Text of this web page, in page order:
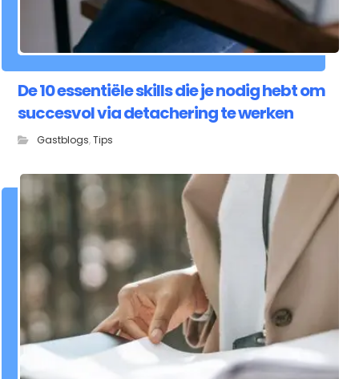
De 10 essentiële skills die je nodig hebt om
succesvol via detachering te werken
Gastblogs,Tips